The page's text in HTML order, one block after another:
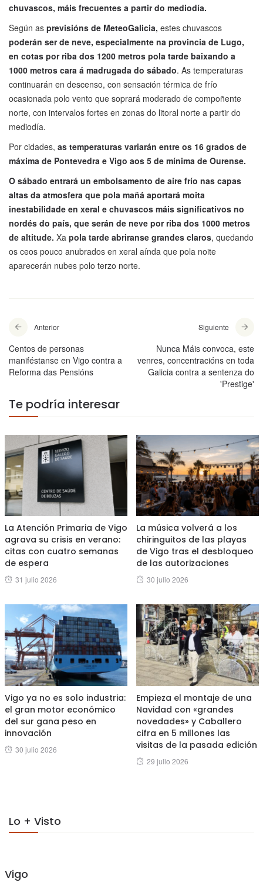
chuvascos, máis frecuentes a partir do mediodía.
Según as previsións de MeteoGalicia, estes chuvascos
poderán ser de neve, especialmente na provincia de Lugo,
en cotas por riba dos 1200 metros pola tarde baixando a
1000 metros cara á madrugada do sábado. As temperaturas
continuarán en descenso, con sensación térmica de frío
ocasionada polo vento que soprará moderado de compoñente
norte, con intervalos fortes en zonas do litoral norte a partir do
mediodía.
Por cidades, as temperaturas variarán entre os 16 grados de
máxima de Pontevedra e Vigo aos 5 de mínima de Ourense.
O sábado entrará un embolsamento de aire frío nas capas
altas da atmosfera que pola mañá aportará moita
inestabilidade en xeral e chuvascos máis significativos no
nordés do país, que serán de neve por riba dos 1000 metros
de altitude. Xa pola tarde abriranse grandes claros, quedando
os ceos pouco anubrados en xeral aínda que pola noite
aparecerán nubes polo terzo norte.
Anterior
Centos de personas
maniféstanse en Vigo contra a
Reforma das Pensións
Siguiente
Nunca Máis convoca, este
venres, concentracións en toda
Galicia contra a sentenza do
'Prestige'
Te podría interesar
La Atención Primaria de Vigo
agrava su crisis en verano:
citas con cuatro semanas
de espera
Posted
31 julio 2026
La música volverá a los
chiringuitos de las playas
de Vigo tras el desbloqueo
de las autorizaciones
Posted
30 julio 2026
Vigo ya no es solo industria:
el gran motor económico
del sur gana peso en
innovación
Posted
30 julio 2026
Empieza el montaje de una
Navidad con «grandes
novedades» y Caballero
cifra en 5 millones las
visitas de la pasada edición
Posted
29 julio 2026
Lo + Visto
Vigo